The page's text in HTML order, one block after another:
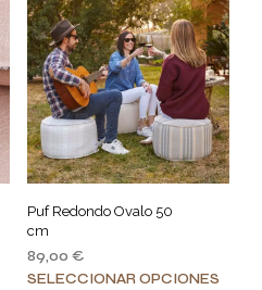
Este
producto
Puf Redondo Ovalo 50
cm
89,00 €
SELECCIONAR OPCIONES